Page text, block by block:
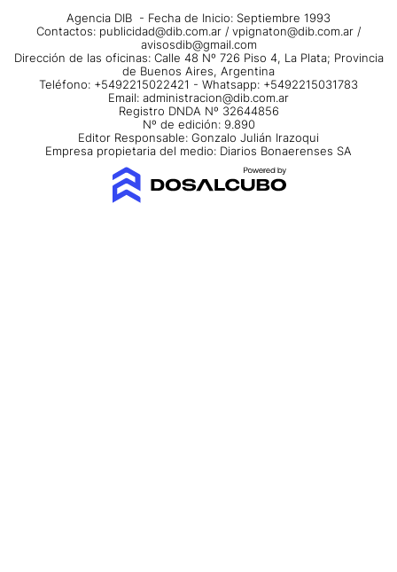
Agencia DIB - Fecha de Inicio: Septiembre 1993
Contactos: publicidad@dib.com.ar / vpignaton@dib.com.ar /
avisosdib@gmail.com
Dirección de las oficinas: Calle 48 Nº 726 Piso 4, La Plata; Provincia
de Buenos Aires, Argentina
Teléfono: +5492215022421 - Whatsapp: +5492215031783
Email: administracion@dib.com.ar
Registro DNDA Nº 32644856
Nº de edición: 9.890
Editor Responsable: Gonzalo Julián Irazoqui
Empresa propietaria del medio: Diarios Bonaerenses SA